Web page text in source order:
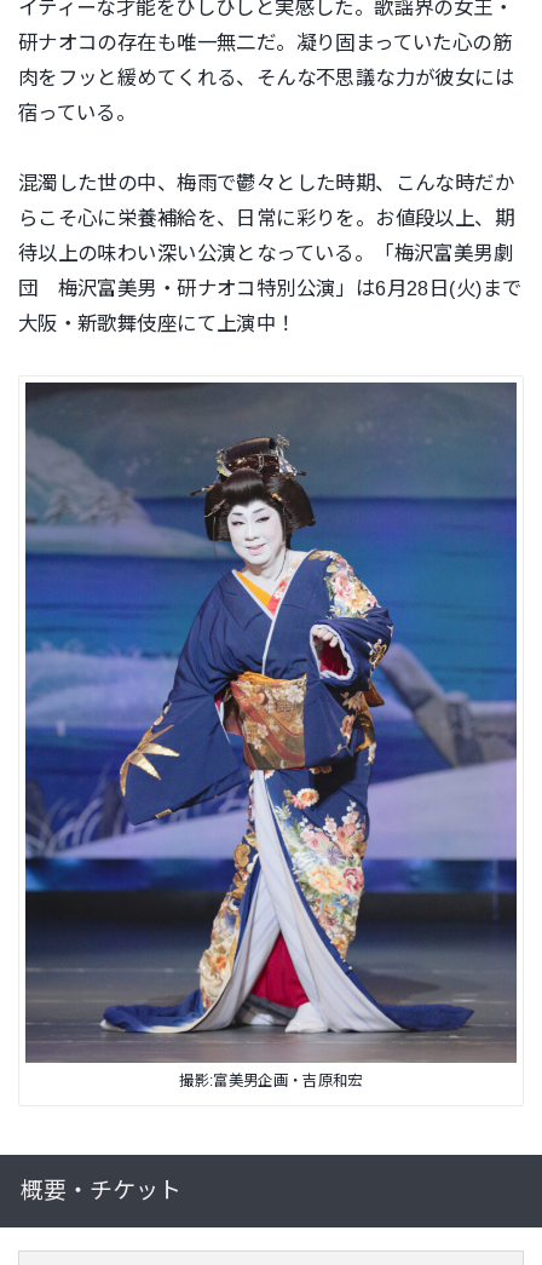
イティーな才能をひしひしと実感した。歌謡界の女王・
研ナオコの存在も唯一無二だ。凝り固まっていた心の筋
肉をフッと緩めてくれる、そんな不思議な力が彼女には
宿っている。
混濁した世の中、梅雨で鬱々とした時期、こんな時だか
らこそ心に栄養補給を、日常に彩りを。お値段以上、期
待以上の味わい深い公演となっている。「梅沢富美男劇
団 梅沢富美男・研ナオコ特別公演」は6月28日(火)まで
大阪・新歌舞伎座にて上演中！
撮影:富美男企画・吉原和宏
概要・チケット